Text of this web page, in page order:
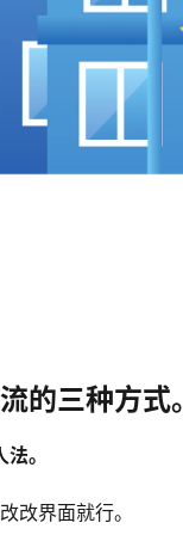
的三种方式
。
改界面就行。